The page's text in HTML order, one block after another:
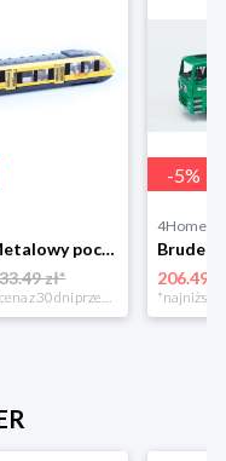
Rappa Metalowy pociąg regionalny RegioJet, 17 cm
33.49 zł*
*najniższa cena z 30 dni przed obniżką
-5%
4Home
206.49 zł